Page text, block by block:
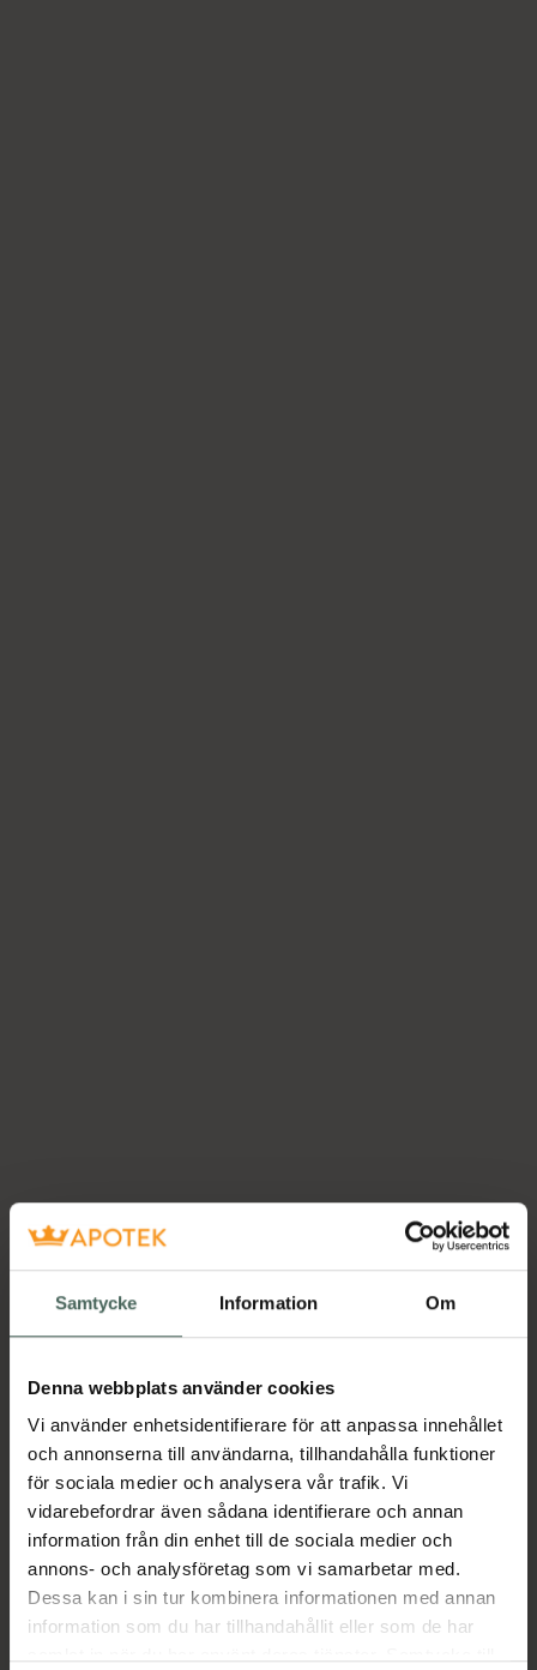
Samtycke Information Om
Denna webbplats använder cookies
Vi använder enhetsidentifierare för att anpassa innehållet
och annonserna till användarna, tillhandahålla funktioner
för sociala medier och analysera vår trafik. Vi
vidarebefordrar även sådana identifierare och annan
information från din enhet till de sociala medier och
annons- och analysföretag som vi samarbetar med.
Dessa kan i sin tur kombinera informationen med annan
information som du har tillhandahållit eller som de har